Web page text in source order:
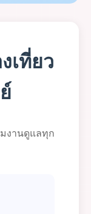
เที่ยว
งานดูแลทุก